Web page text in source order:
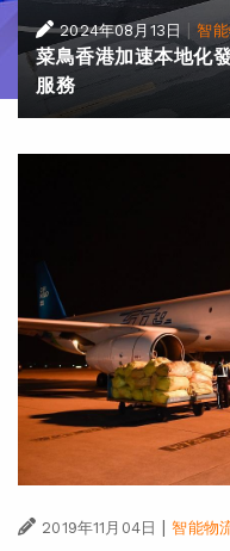
2024年08月13日 |智
菜鳥香港加速本地化
服務
2019年11月04日 | 智能物